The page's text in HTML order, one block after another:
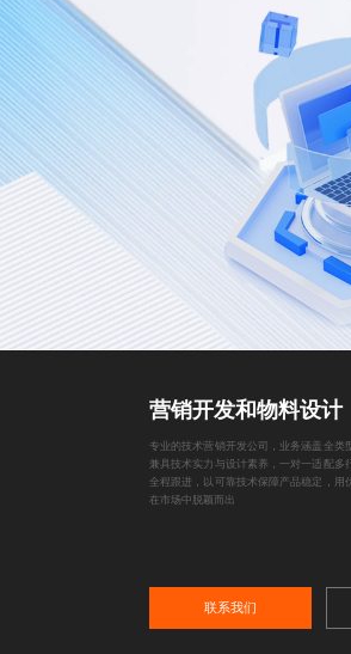
营销开发和物料设计
专业的技术营销开发公司，业务涵盖全类
兼具技术实力与设计素养，一对一适配多
全程跟进，以可靠技术保障产品稳定，用
在市场中脱颖而出
联系我们